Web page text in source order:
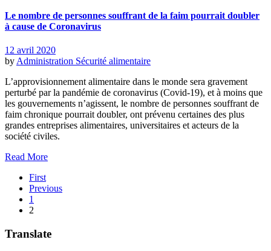
Le nombre de personnes souffrant de la faim pourrait doubler
à cause de Coronavirus
12 avril 2020
by Administration Sécurité alimentaire
L’approvisionnement alimentaire dans le monde sera gravement
perturbé par la pandémie de coronavirus (Covid-19), et à moins que
les gouvernements n’agissent, le nombre de personnes souffrant de
faim chronique pourrait doubler, ont prévenu certaines des plus
grandes entreprises alimentaires, universitaires et acteurs de la
société civiles.
Read More
First
Previous
1
2
Translate